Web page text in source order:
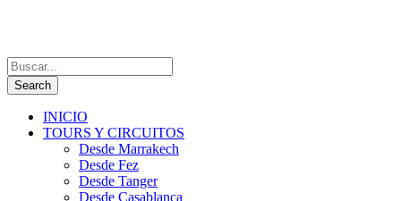
INICIO
TOURS Y CIRCUITOS
Desde Marrakech
Desde Fez
Desde Tanger
Desde Casablanca